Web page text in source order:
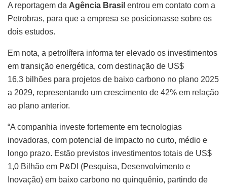
A reportagem da Agência Brasil entrou em contato com a
Petrobras, para que a empresa se posicionasse sobre os
dois estudos.
Em nota, a petrolífera informa ter elevado os investimentos
em transição energética, com destinação de US$
16,3 bilhões para projetos de baixo carbono no plano 2025
a 2029, representando um crescimento de 42% em relação
ao plano anterior.
“A companhia investe fortemente em tecnologias
inovadoras, com potencial de impacto no curto, médio e
longo prazo. Estão previstos investimentos totais de US$
1,0 Bilhão em P&DI (Pesquisa, Desenvolvimento e
Inovação) em baixo carbono no quinquênio, partindo de